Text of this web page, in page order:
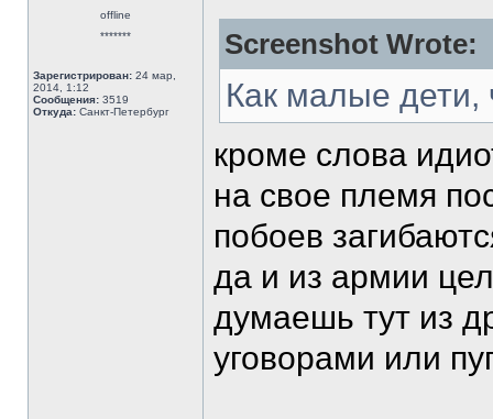
offline
*******
Зарегистрирован: 24 мар,
2014, 1:12
Сообщения: 3519
Откуда: Санкт-Петербург
Screenshot Wrote:
Как малые дети,
кроме слова
на свое племя
побоев
да и из армии
думаешь тут из
уговорами или